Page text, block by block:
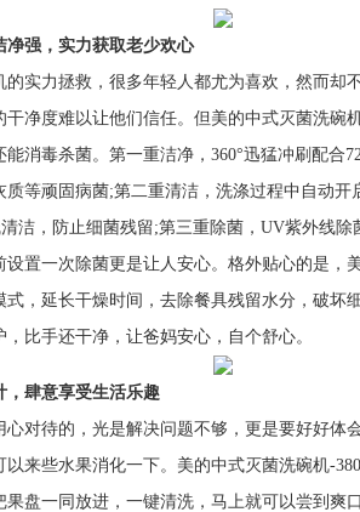
强，实力获取老少欢心
力拯救，很多年轻人都尤为喜欢，然而却
干净度难以让他们信任。但美的中式灭菌洗碗
能消毒杀菌。第一重洁净，360°迅猛冲刷配合
质等顽固病菌;第二重清洁，洗涤过程中自动开
洁，防止细菌残留;第三重除菌，UV紫外线
设置一次除菌更是让人安心。格外贴心的是，
式，延长干燥时间，去除餐具残留水分，破坏
比手还干净，让爸妈安心，自个舒心。
肆意享受生活乐趣
待的，光是解决问题不够，更是要好好体
以来些水果消化一下。美的中式灭菌洗碗机-
果盘一同放进，一键清洗，马上就可以尝到爽